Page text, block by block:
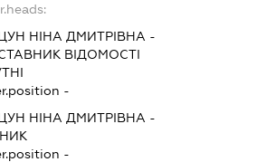
НІНА ДМИТРІВНА -
ВІДОМОСТІ
-
НІНА ДМИТРІВНА -
-